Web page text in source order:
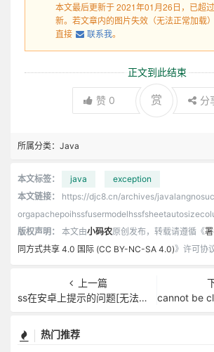
本文最后更新于 2021年01月26日，已超
新。若文章内的图片失效（无法正常加载
直接
联系我。
正文到此结束
赞 0 赏 分
所属分类： Java
本文标签： java
exception
本文链接：
https://djc8.cn/archives/
版权声明：
本文由小码农原创发布，转载请遵循《
同方式共享 4.0 国际 (CC BY-NC-SA 4.0)》许可协
上一篇
ss在安卓上提示的问题[无法连接远程服务器：未知插件kcptun]
cannot be closed
热门推荐